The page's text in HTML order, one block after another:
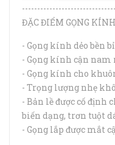
ĐẶC ĐIỂM GỌNG KÍNH
- Gọng kính dẻo bền
- Gọng kính cận nam
- Gọng kính cho
- Trọng lượng nhẹ
- Bản lề được cố định
biến dạng, trơn tuột
- Gọng lắp được mắt